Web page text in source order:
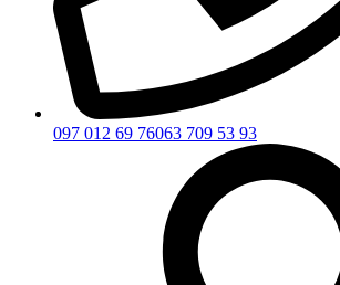
097 012 69 76063 709 53 93